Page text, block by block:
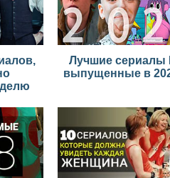
Лучшие сериалы
выпущенные в